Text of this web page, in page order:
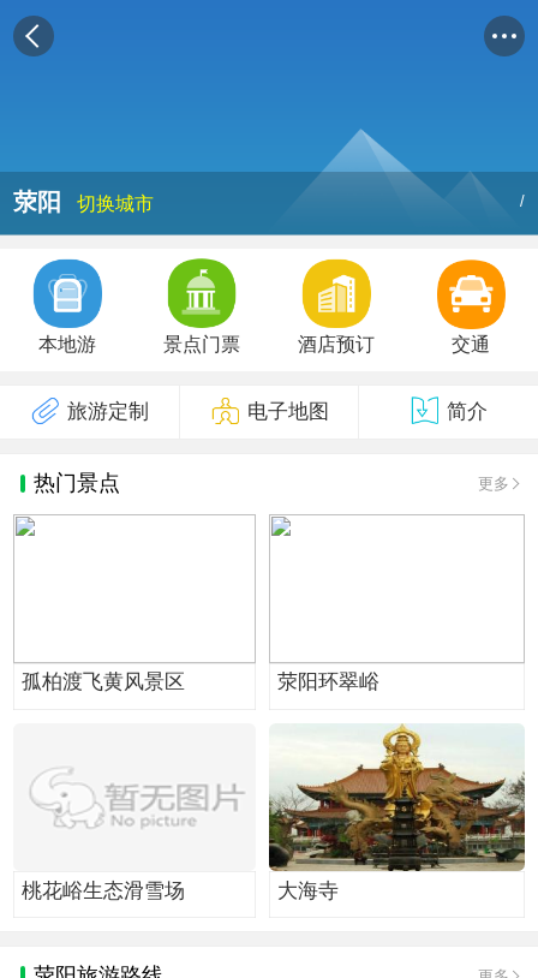
荥阳 切换城市 /
本地游 景点门票 酒店预订 交通
旅游定制 电子地图 简介
热门景点 更多
孤柏渡飞黄风景区 荥阳环翠峪
桃花峪生态滑雪场 大海寺